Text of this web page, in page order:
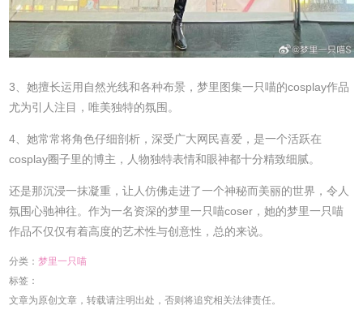
3、她擅长运用自然光线和各种布景，梦里图集一只喵的cosplay作品
尤为引人注目，唯美独特的氛围。
4、她常常将角色仔细剖析，深受广大网民喜爱，是一个活跃在
cosplay圈子里的博主，人物独特表情和眼神都十分精致细腻。
还是那沉浸一抹凝重，让人仿佛走进了一个神秘而美丽的世界，令人
氛围心驰神往。作为一名资深的梦里一只喵coser，她的梦里一只喵
作品不仅仅有着高度的艺术性与创意性，总的来说。
分类：梦里一只喵
标签：
文章为原创文章，转载请注明出处，否则将追究相关法律责任。